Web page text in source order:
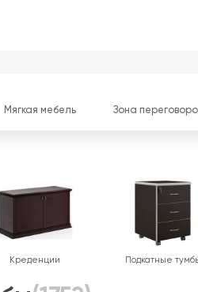
Мягкая мебель Зона
Креденции Подкатные